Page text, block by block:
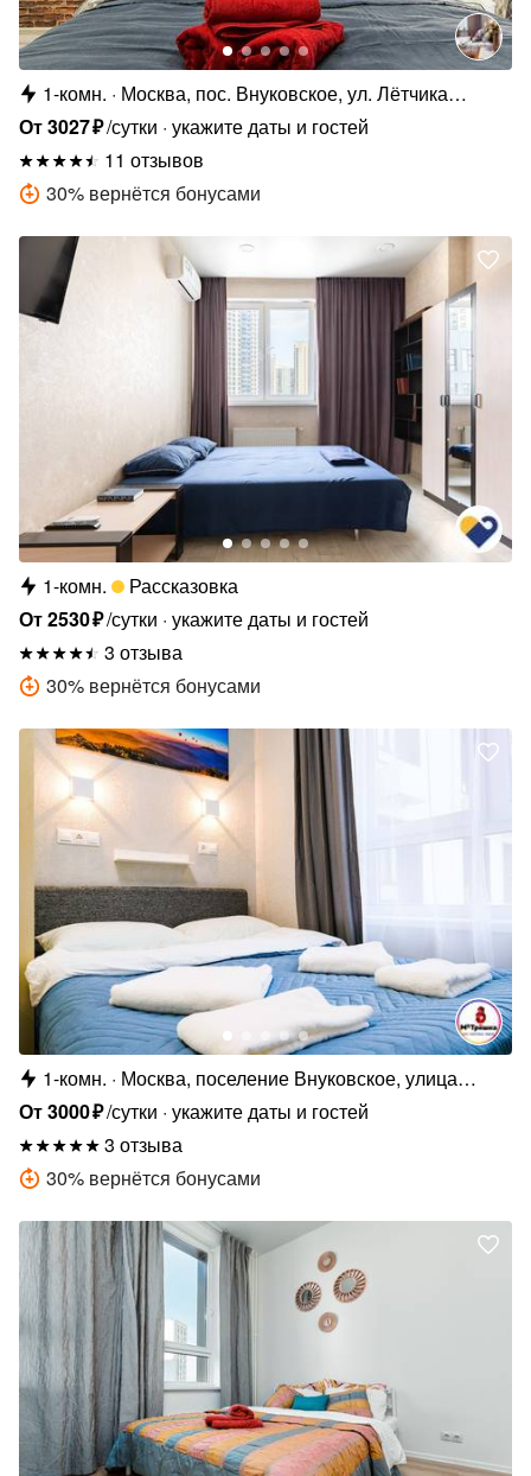
1-комн.
Москва, пос. Внуковское, ул. Лётчика
Ульянина, 7
От3027₽/сутки укажите даты и гостей
11 отзывов
30% вернётся бонусами
1-комн.
Рассказовка
От2530₽/сутки укажите даты и гостей
3 отзыва
30% вернётся бонусами
1-комн.
Москва, поселение Внуковское, улица
Лётчика Грицевца, 14А
От3000₽/сутки укажите даты и гостей
3 отзыва
30% вернётся бонусами